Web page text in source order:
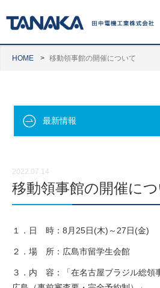
HOME 移動領事館の開催について
最新情報
2022.07.14
移動領事館の開催に
１．日 時：8月25日(木)～27日(金)
２．場 所：広島市留学生会館
３．内 容：「在名古屋ブラジル総領